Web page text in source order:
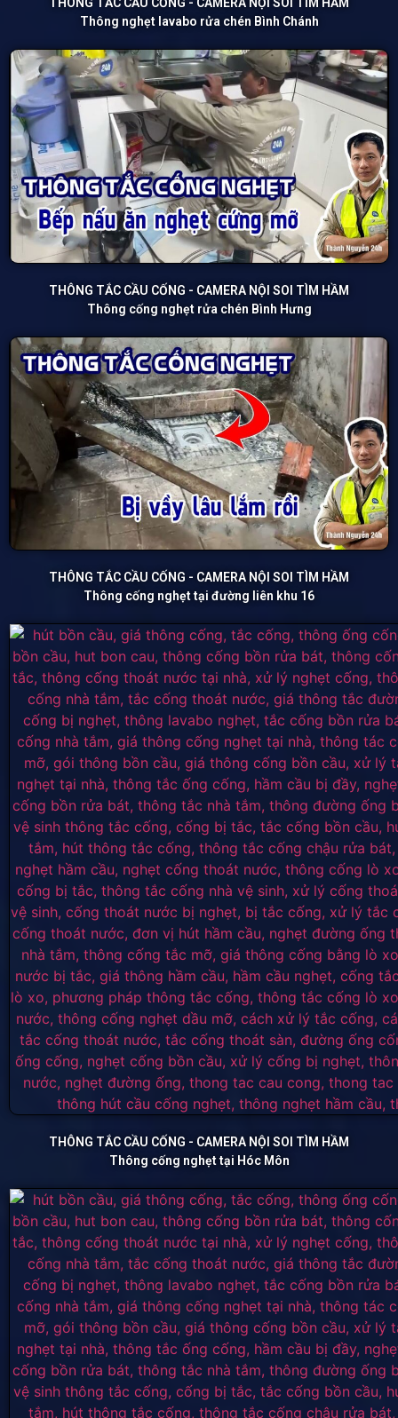
THÔNG TẮC CẦU CỐNG - CAMERA NỘI SOI TÌM HẦM
Thông nghẹt lavabo rửa chén Bình Chánh
THÔNG TẮC CẦU CỐNG - CAMERA NỘI SOI TÌM HẦM
Thông cống nghẹt rửa chén Bình Hưng
THÔNG TẮC CẦU CỐNG - CAMERA NỘI SOI TÌM HẦM
Thông cống nghẹt tại đường liên khu 16
THÔNG TẮC CẦU CỐNG - CAMERA NỘI SOI TÌM HẦM
Thông cống nghẹt tại Hóc Môn